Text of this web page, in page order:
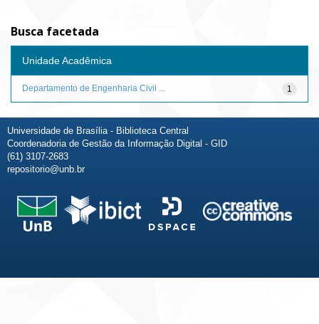
Busca facetada
Unidade Acadêmica
1
Departamento de Engenharia Civil ...
Universidade de Brasília - Biblioteca Central
Coordenadoria de Gestão da Informação Digital - GID
(61) 3107-2683
repositorio@unb.br